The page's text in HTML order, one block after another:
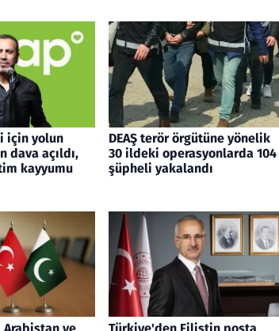
için yolun
dava açıldı,
kayyumu
DEAŞ terör örgütüne yönelik
30 ildeki operasyonlarda 104
şüpheli yakalandı
Arabistan ve
Türkiye'den Filistin posta